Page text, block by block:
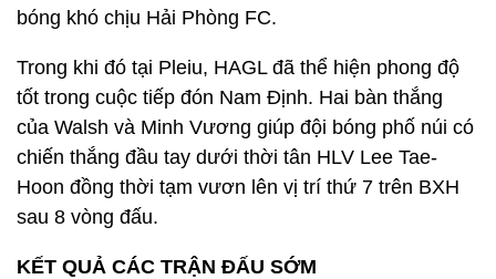
bóng khó chịu Hải Phòng FC.
Trong khi đó tại Pleiu, HAGL đã thể hiện phong độ
tốt trong cuộc tiếp đón Nam Định. Hai bàn thắng
của Walsh và Minh Vương giúp đội bóng phố núi có
chiến thắng đầu tay dưới thời tân HLV Lee Tae-
Hoon đồng thời tạm vươn lên vị trí thứ 7 trên BXH
sau 8 vòng đấu.
KẾT QUẢ CÁC TRẬN ĐẤU SỚM